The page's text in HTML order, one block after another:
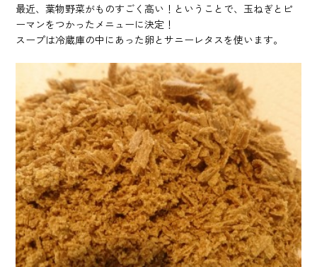
最近、葉物野菜がものすごく高い！ということで、玉ねぎとピ
ーマンをつかったメニューに決定！
スープは冷蔵庫の中にあった卵とサニーレタスを使います。